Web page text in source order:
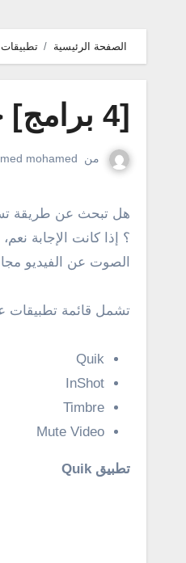
الصفحة الرئيسية تطبيقات
[4 برامج] حذف الصوت من الفيديو واضافة صوت اخر للايفون والاندرويد
من mohamed
هل تبحث عن طريقة تساعدك على ازالة الصوت من الفيديو للايفون والأندرويد ؟ هل تمتلك مقطع فيديو معين وترغب فى فصل الصوت عن الفيديو لأى سبب وإضافة صوت أخر
الصوت عن الفيديو
تشمل قائمة تطبيقات
Quik
InShot
Timbre
Mute Video
تطبيق Quik